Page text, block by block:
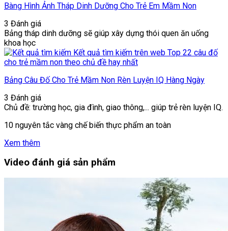
Bàng Hình Ảnh Tháp Dinh Dưỡng Cho Trẻ Em Mầm Non
3 Đánh giá
Bảng tháp dinh dưỡng sẽ giúp xây dựng thói quen ăn uống
khoa học
Bảng Câu Đố Cho Trẻ Mầm Non Rèn Luyện IQ Hàng Ngày
3 Đánh giá
Chủ đề: trường học, gia đình, giao thông,... giúp trẻ rèn luyện IQ.
10 nguyên tắc vàng chế biến thực phẩm an toàn
Xem thêm
Video đánh giá sản phẩm